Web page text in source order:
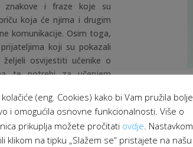
znakove i fraze koje su
koja će njima i drugim
komunikacije. Osim toga,
koji su pokazali
osvijestiti učenike o
te potrebi za učenjem
(eng. Cookies) kako bi Vam pružila bolje
i omogućila osnovne funkcionalnosti. Više o
prikuplja možete pročitati ovdje . Nastavkom
klikom na tipku „Slažem se“ pristajete na našu